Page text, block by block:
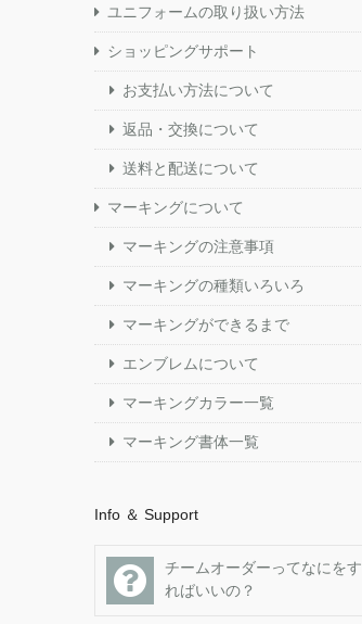
ユニフォームの取り扱い方法
ショッピングサポート
お支払い方法について
返品・交換について
送料と配送について
マーキングについて
マーキングの注意事項
マーキングの種類いろいろ
マーキングができるまで
エンブレムについて
マーキングカラー一覧
マーキング書体一覧
Info ＆ Support
チームオーダーってなにをす
ればいいの？